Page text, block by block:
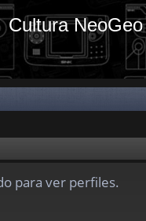
Cultura NeoGeo
para ver perfiles.